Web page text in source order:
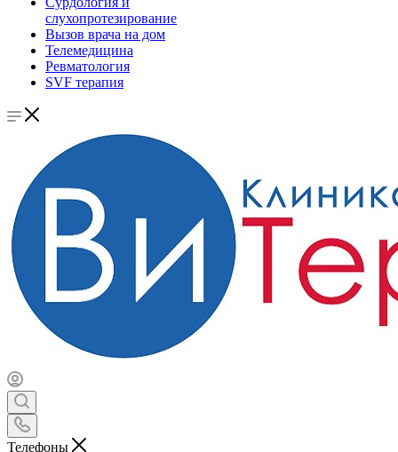
слухопротезирование
Вызов врача на дом
Телемедицина
Ревматология
SVF терапия
Телефоны